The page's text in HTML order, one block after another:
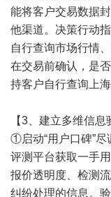
能将客户交易数据
他渠道。决策行动
自行查询市场行情
在交易前确认，是
持客户自行查询上
【3、建立多维信
①启动“用户口碑”
评测平台获取一手
报价透明度、检测
纠纷处理的信息。